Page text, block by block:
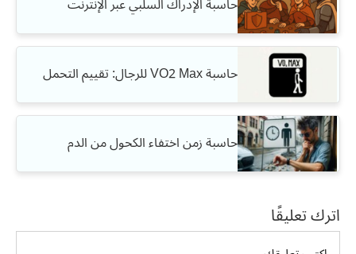
حاسبة VO2 Max للرجال: تقييم التحمل
حاسبة زمن اختفاء الكحول من الدم
اترك تعليقًا
تعليق